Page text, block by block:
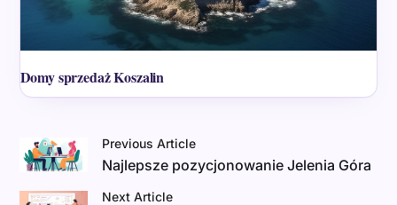
Domy sprzedaż Koszalin
Previous Article
Najlepsze pozycjonowanie Jelenia Góra
Next Article